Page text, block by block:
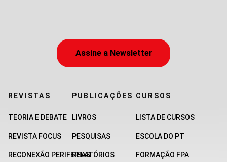
Assine a Newsletter
REVISTAS
TEORIA E DEBATE
REVISTA FOCUS
RECONEXÃO PERIFERIAS
PUBLICAÇÕES
LIVROS
PESQUISAS
RELATÓRIOS
CURSOS
LISTA DE CURSOS
ESCOLA DO PT
FORMAÇÃO FPA